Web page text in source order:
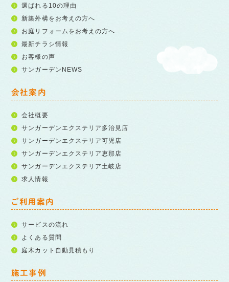
選ばれる10の理由
新築外構をお考えの方へ
お庭リフォームをお考えの方へ
最新チラシ情報
お客様の声
サンガーデンNEWS
会社案内
会社概要
サンガーデンエクステリア多治見店
サンガーデンエクステリア可児店
サンガーデンエクステリア恵那店
サンガーデンエクステリア土岐店
求人情報
ご利用案内
サービスの流れ
よくある質問
庭木カット自動見積もり
施工事例